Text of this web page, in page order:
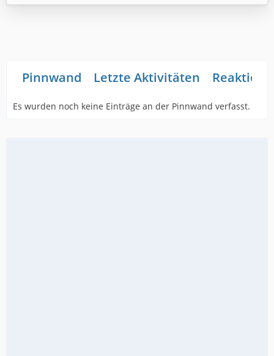
Pinnwand Letzte Aktivitäten
Es wurden noch keine Einträge an der Pinnwand verfasst.